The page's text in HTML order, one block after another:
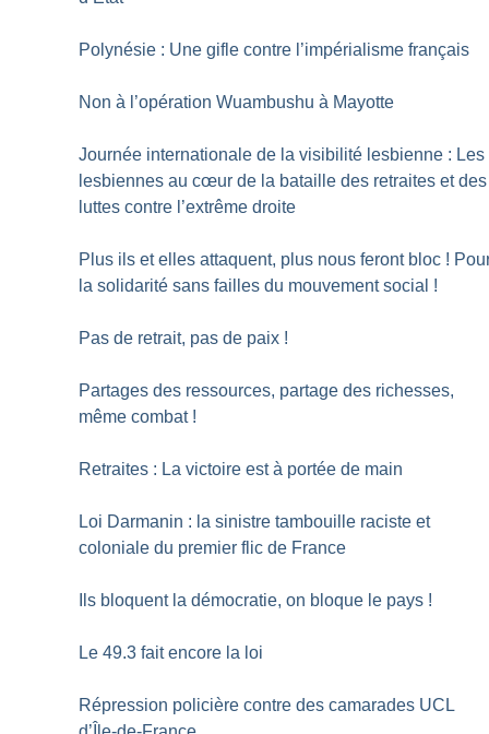
Polynésie : Une gifle contre l’impérialisme français
Non à l’opération Wuambushu à Mayotte
Journée internationale de la visibilité lesbienne : Les
lesbiennes au cœur de la bataille des retraites et des
luttes contre l’extrême droite
Plus ils et elles attaquent, plus nous feront bloc !
la solidarité sans failles du mouvement social !
Pas de retrait, pas de paix !
Partages des ressources, partage des richesses,
même combat !
Retraites : La victoire est à portée de main
Loi Darmanin : la sinistre tambouille raciste et
coloniale du premier flic de France
Ils bloquent la démocratie, on bloque le pays !
Le 49.3 fait encore la loi
Répression policière contre des camarades UCL